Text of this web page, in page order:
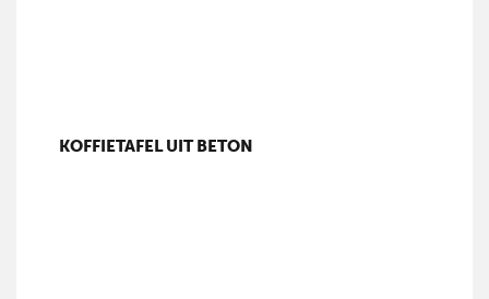
KOFFIETAFEL UIT BETON